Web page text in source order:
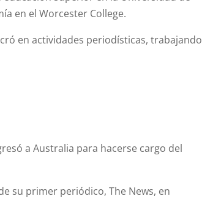
en el Worcester College.
en actividades periodísticas, trabajando
a Australia para hacerse cargo del
su primer periódico, The News, en